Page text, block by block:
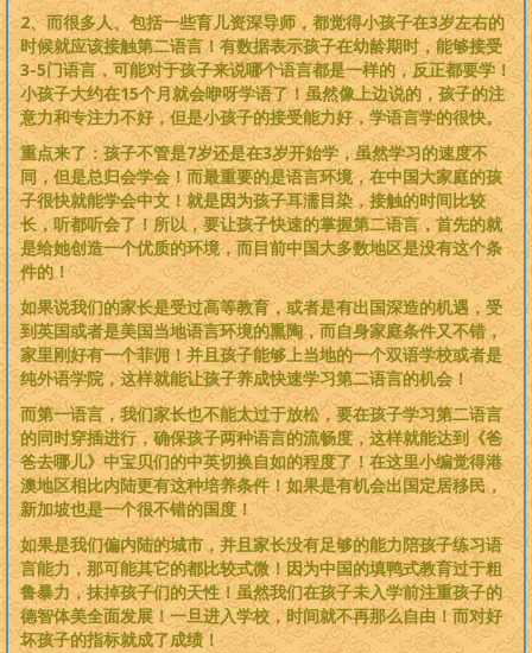
2、而很多人、包括一些育儿资深导师，都觉得小孩子在3岁左右的
时候就应该接触第二语言！有数据表示孩子在幼龄期时，能够接受
3-5门语言，可能对于孩子来说哪个语言都是一样的，反正都要学！
小孩子大约在15个月就会咿呀学语了！虽然像上边说的，孩子的注
意力和专注力不好，但是小孩子的接受能力好，学语言学的很快。
重点来了：孩子不管是7岁还是在3岁开始学，虽然学习的速度不
同，但是总归会学会！而最重要的是语言环境，在中国大家庭的孩
子很快就能学会中文！就是因为孩子耳濡目染，接触的时间比较
长，听都听会了！所以，要让孩子快速的掌握第二语言，首先的就
是给她创造一个优质的环境，而目前中国大多数地区是没有这个条
件的！
如果说我们的家长是受过高等教育，或者是有出国深造的机遇，受
到英国或者是美国当地语言环境的熏陶，而自身家庭条件又不错，
家里刚好有一个菲佣！并且孩子能够上当地的一个双语学校或者是
纯外语学院，这样就能让孩子养成快速学习第二语言的机会！
而第一语言，我们家长也不能太过于放松，要在孩子学习第二语言
的同时穿插进行，确保孩子两种语言的流畅度，这样就能达到《爸
爸去哪儿》中宝贝们的中英切换自如的程度了！在这里小编觉得港
澳地区相比内陆更有这种培养条件！如果是有机会出国定居移民，
新加坡也是一个很不错的国度！
如果是我们偏内陆的城市，并且家长没有足够的能力陪孩子练习语
言能力，那可能其它的都比较式微！因为中国的填鸭式教育过于粗
鲁暴力，抹掉孩子们的天性！虽然我们在孩子未入学前注重孩子的
德智体美全面发展！一旦进入学校，时间就不再那么自由！而对好
坏孩子的指标就成了成绩！